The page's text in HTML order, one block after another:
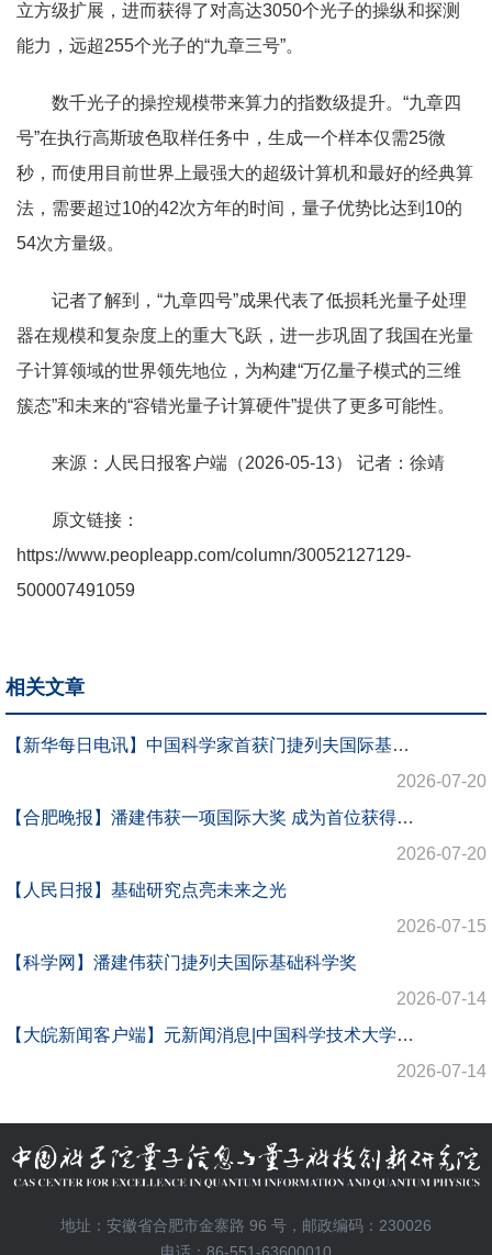
立方级扩展，进而获得了对高达3050个光子的操纵和探测
能力，远超255个光子的“九章三号”。
数千光子的操控规模带来算力的指数级提升。“九章四
号”在执行高斯玻色取样任务中，生成一个样本仅需25微
秒，而使用目前世界上最强大的超级计算机和最好的经典算
法，需要超过10的42次方年的时间，量子优势比达到10的
54次方量级。
记者了解到，“九章四号”成果代表了低损耗光量子处理
器在规模和复杂度上的重大飞跃，进一步巩固了我国在光量
子计算领域的世界领先地位，为构建“万亿量子模式的三维
簇态”和未来的“容错光量子计算硬件”提供了更多可能性。
来源：人民日报客户端（2026-05-13） 记者：徐靖
原文链接：
https://www.peopleapp.com/column/30052127129-
500007491059
相关文章
【新华每日电讯】中国科学家首获门捷列夫国际基础科学奖
2026-07-20
【合肥晚报】潘建伟获一项国际大奖 成为首位获得门捷列夫国际基础科学奖的中国学者
2026-07-20
【人民日报】基础研究点亮未来之光
2026-07-15
【科学网】潘建伟获门捷列夫国际基础科学奖
2026-07-14
【大皖新闻客户端】元新闻消息|中国科学技术大学潘建伟教授获第三届联合国教科文组织—俄罗斯门捷列夫基础科学国际奖
2026-07-14
地址：安徽省合肥市金寨路 96 号，邮政编码：230026
电话：86-551-63600010